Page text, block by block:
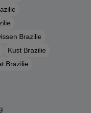
Brazilie
Kust Brazilie
Brazilie